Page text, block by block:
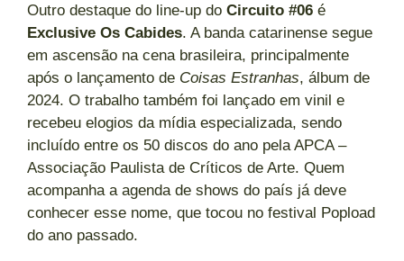
Outro destaque do line-up do Circuito #06 é
Exclusive Os Cabides. A banda catarinense segue
em ascensão na cena brasileira, principalmente
após o lançamento de Coisas Estranhas, álbum de
2024. O trabalho também foi lançado em vinil e
recebeu elogios da mídia especializada, sendo
incluído entre os 50 discos do ano pela APCA –
Associação Paulista de Críticos de Arte. Quem
acompanha a agenda de shows do país já deve
conhecer esse nome, que tocou no festival Popload
do ano passado.